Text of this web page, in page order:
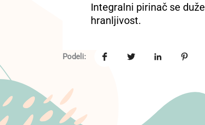
Integralni pirinač se
hranljivost.
Podeli: